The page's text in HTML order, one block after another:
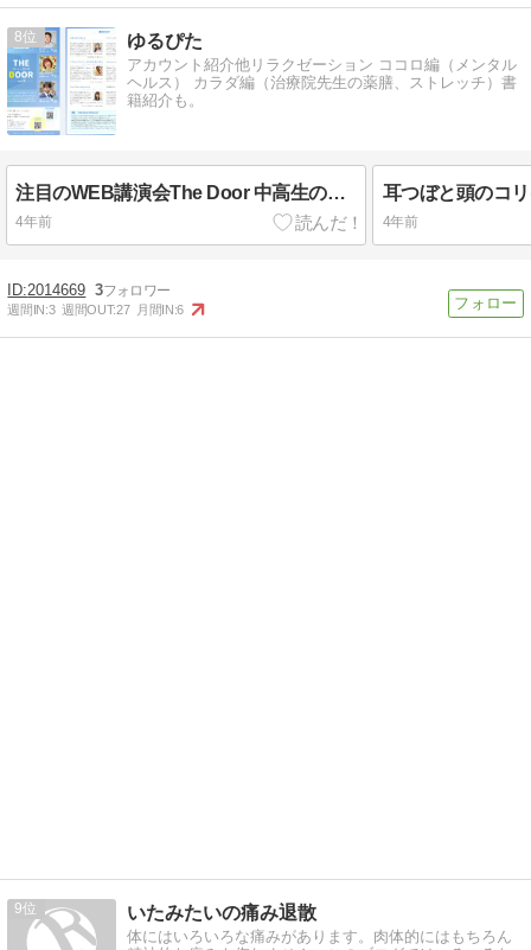
8 ゆるぴた
アカウント紹介他リラクゼーション ココロ編（メンタル
ヘルス） カラダ編（治療院先生の薬膳、ストレッチ）書
籍紹介も。
注目のWEB講演会The Door 中高生のための６ヶ月！連続月イチでこのワクワクを届けたい！
4年前
耳つぼと頭のコ
4年前
2014669 3
週間IN:3 週間OUT:27 月間IN:6
9 いたみたいの痛み退散
体にはいろいろな痛みがあります。肉体的にはもちろん